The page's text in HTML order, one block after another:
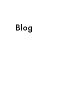
Blog